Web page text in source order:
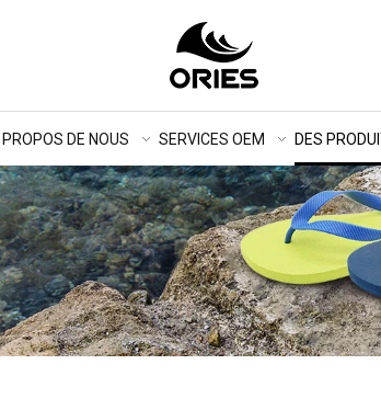
DE NOUS SERVICES OEM DES